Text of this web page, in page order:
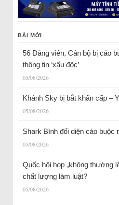
BÀI MỚI
56 Đảng viên, Cán bộ bị cáo
thông tin ‘xấu độc’
05/08/2026
Khánh Sky bị bắt khẩn cấp –
05/08/2026
Shark Bình đối diện cáo buộc
05/08/2026
Quốc hội họp „không thường
chất lượng làm luật?
05/08/2026